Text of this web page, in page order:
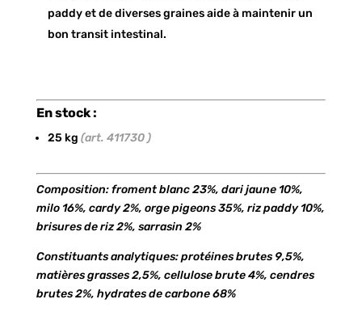
paddy et de diverses graines aide à maintenir un
bon transit intestinal.
En stock :
25 kg (art. 411730 )
Composition: froment blanc 23%, dari jaune 10%,
milo 16%, cardy 2%, orge pigeons 35%, riz paddy 10%,
brisures de riz 2%, sarrasin 2%
Constituants analytiques: protéines brutes 9,5%,
matières grasses 2,5%, cellulose brute 4%, cendres
brutes 2%, hydrates de carbone 68%